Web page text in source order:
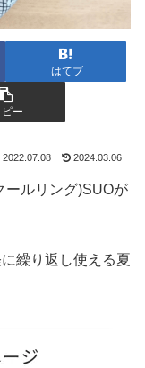
はてブ
ピー
2022.07.08 2024.03.06
ールリング)SUOが
繰り返し使える夏